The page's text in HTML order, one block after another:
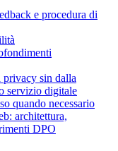
e procedura di
privacy sin dalla
servizio digitale
quando necessario
architettura,
DPO